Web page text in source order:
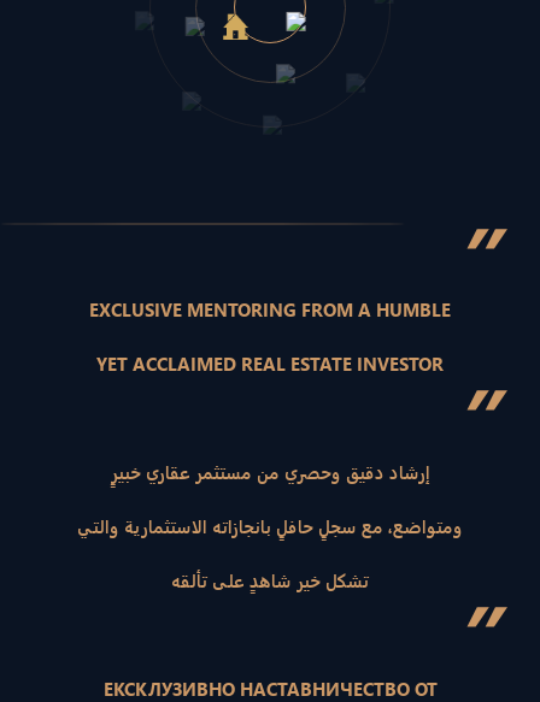
”
EXCLUSIVE MENTORING FROM A HUMBLE
YET ACCLAIMED REAL ESTATE INVESTOR ” إرشاد دقيق وحصري من مستثمر عقاري خبيرٍ
ومتواضع، مع سجلٍ حافلٍ بانجازاته الاستثمارية والتي
تشكل خير شاهدٍ على تألقه ”
ЕКСКЛУЗИВНО НАСТАВНИЧЕСТВО ОТ